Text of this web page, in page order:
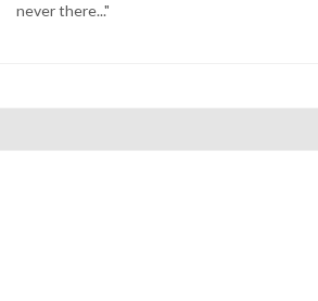
never there..."